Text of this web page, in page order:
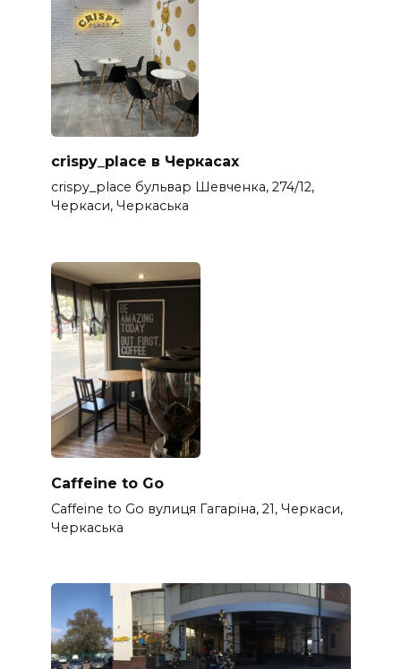
crispy_place в Черкасах
crispy_place бульвар Шевченка, 274/12,
Черкаси, Черкаська
Caffeine to Go
Caffeine to Go вулиця Гагаріна, 21, Черкаси,
Черкаська